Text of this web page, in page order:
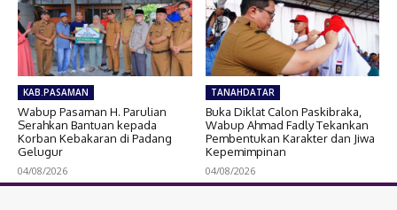
KAB.PASAMAN
Wabup Pasaman H. Parulian
Serahkan Bantuan kepada
Korban Kebakaran di Padang
Gelugur
04/08/2026
TANAHDATAR
Buka Diklat Calon Paskibraka,
Wabup Ahmad Fadly Tekankan
Pembentukan Karakter dan Jiwa
Kepemimpinan
04/08/2026